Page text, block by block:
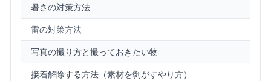
暑さの対策方法
雷の対策方法
写真の撮り方と撮っておきたい物
接着解除する方法（素材を剝がすやり方）